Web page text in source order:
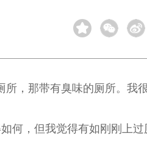
，那带有臭味的厕所。
何，但我觉得有如刚刚上